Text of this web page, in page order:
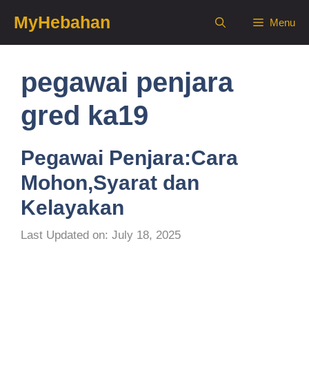
content
MyHebahan Menu
pegawai penjara
gred ka19
Pegawai Penjara:Cara
Mohon,Syarat dan
Kelayakan
Last Updated on: July 18, 2025